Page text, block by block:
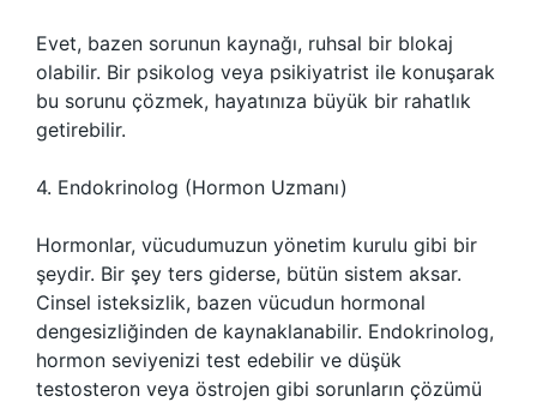
Evet, bazen sorunun kaynağı, ruhsal bir blokaj
olabilir. Bir psikolog veya psikiyatrist ile konuşarak
bu sorunu çözmek, hayatınıza büyük bir rahatlık
getirebilir.
4. Endokrinolog (Hormon Uzmanı)
Hormonlar, vücudumuzun yönetim kurulu gibi bir
şeydir. Bir şey ters giderse, bütün sistem aksar.
Cinsel isteksizlik, bazen vücudun hormonal
dengesizliğinden de kaynaklanabilir. Endokrinolog,
hormon seviyenizi test edebilir ve düşük
testosteron veya östrojen gibi sorunların çözümü